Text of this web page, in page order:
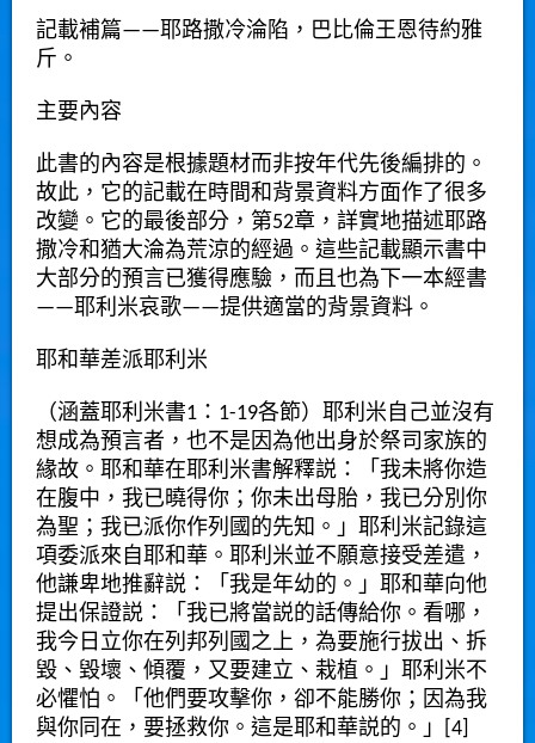
記載補篇——耶路撒冷淪陷，巴比倫王恩待約雅
斤。
主要內容
此書的內容是根據題材而非按年代先後編排的。
故此，它的記載在時間和背景資料方面作了很多
改變。它的最後部分，第52章，詳實地描述耶路
撒冷和猶大淪為荒涼的經過。這些記載顯示書中
大部分的預言已獲得應驗，而且也為下一本經書
——耶利米哀歌——提供適當的背景資料。
耶和華差派耶利米
（涵蓋耶利米書1：1-19各節）耶利米自己並沒有
想成為預言者，也不是因為他出身於祭司家族的
緣故。耶和華在耶利米書解釋説：「我未將你造
在腹中，我已曉得你；你未出母胎，我已分別你
為聖；我已派你作列國的先知。」耶利米記錄這
項委派來自耶和華。耶利米並不願意接受差遣，
他謙卑地推辭説：「我是年幼的。」耶和華向他
提出保證説：「我已將當説的話傳給你。看哪，
我今日立你在列邦列國之上，為要施行拔出、拆
毀、毀壞、傾覆，又要建立、栽植。」耶利米不
必懼怕。「他們要攻擊你，卻不能勝你；因為我
與你同在，要拯救你。這是耶和華説的。」[4]